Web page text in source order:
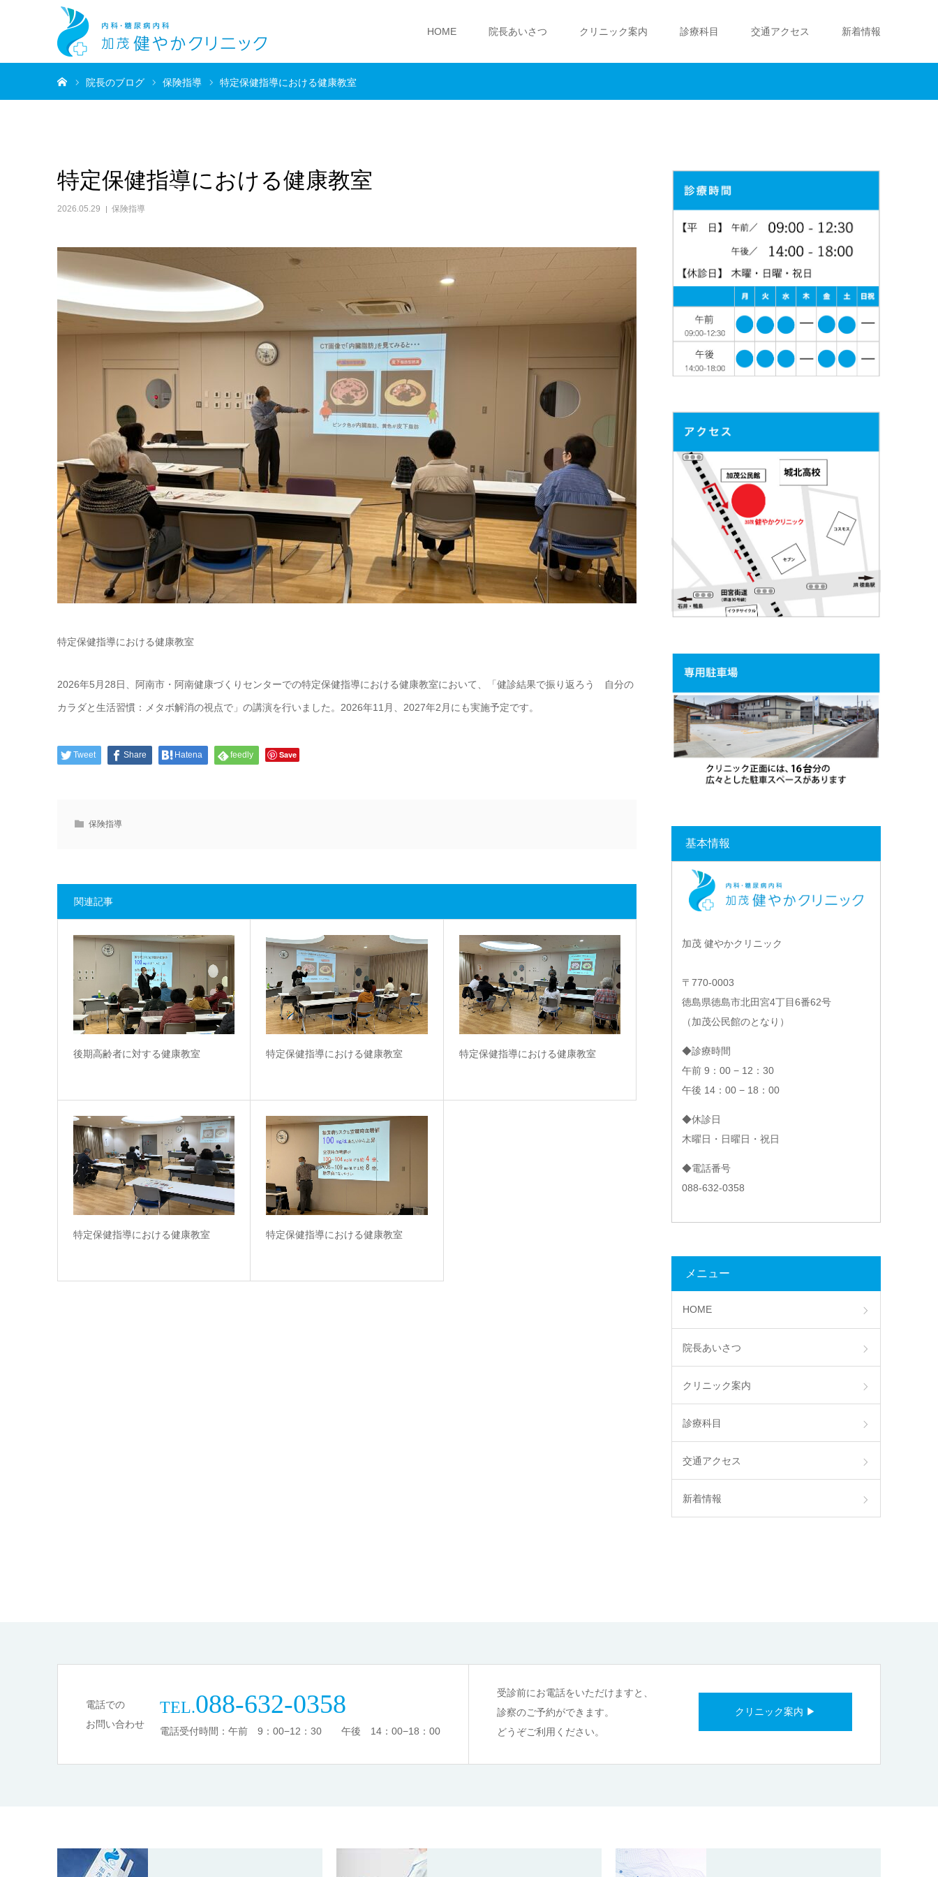
HOME 院長あいさつ クリニック案内 診療科目 交通アクセス 新着情報
院長のブログ 保険指導 特定保健指導における健康教室
特定保健指導における健康教室
2026.05.29 保険指導
特定保健指導における健康教室
2026年5月28日、阿南市・阿南健康づくりセンターでの特定保健指導における健康教室において、「健診結果で振り返ろう 自分の
カラダと生活習慣：メタボ解消の視点で」の講演を行いました。2026年11月、2027年2月にも実施予定です。
Tweet Share Hatena feedly Save
保険指導
関連記事
後期高齢者に対する健康教室 特定保健指導における健康教室 特定保健指導における健康教室
特定保健指導における健康教室 特定保健指導における健康教室
基本情報
加茂 健やかクリニック
〒770-0003
徳島県徳島市北田宮4丁目6番62号
（加茂公民館のとなり）
◆診療時間
午前 9：00 − 12：30
午後 14：00 − 18：00
◆休診日
木曜日・日曜日・祝日
◆電話番号
088-632-0358
メニュー
HOME
院長あいさつ
クリニック案内
診療科目
交通アクセス
新着情報
電話での
お問い合わせ
TEL.088-632-0358
電話受付時間：午前 9：00−12：30 午後 14：00−18：00
受診前にお電話をいただけますと、
診察のご予約ができます。
どうぞご利用ください。
クリニック案内 ▶